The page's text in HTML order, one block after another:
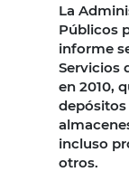
La
Públicos
informe
Servicios
en 2010,
incluso
otros.